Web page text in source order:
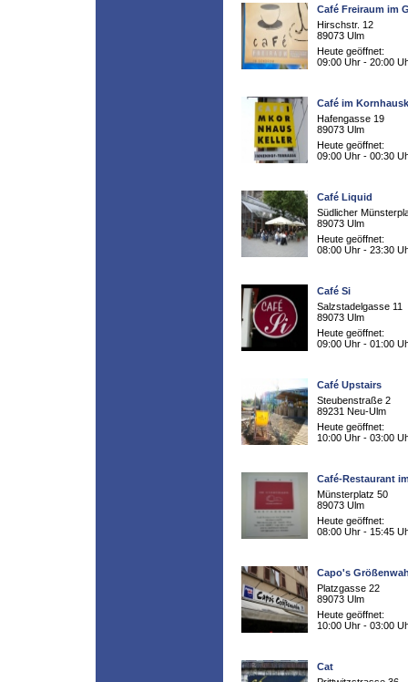
Café Freiraum im
Hirschstr. 12
89073 Ulm
Heute geöffnet:
09:00 Uhr - 20:00
Café im
Hafengasse 19
89073 Ulm
Heute geöffnet:
09:00 Uhr - 00:30
Café Liquid
Südlicher
89073 Ulm
Heute geöffnet:
08:00 Uhr - 23:30
Café Si
Salzstadelgasse 11
89073 Ulm
Heute geöffnet:
09:00 Uhr - 01:00
Café Upstairs
Steubenstraße 2
89231 Neu-Ulm
Heute geöffnet:
10:00 Uhr - 03:00
Café-Restaurant
Münsterplatz 50
89073 Ulm
Heute geöffnet:
08:00 Uhr - 15:45
Capo's
Platzgasse 22
89073 Ulm
Heute geöffnet:
10:00 Uhr - 03:00
Cat